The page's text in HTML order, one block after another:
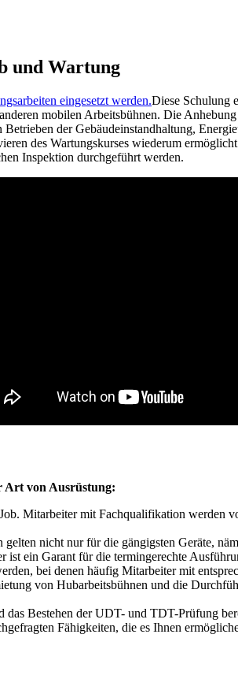
und Wartung
Diese Schulung
mobilen Arbeitsbühnen. Die
der Gebäudeinstandhaltung,
des Wartungskurses wiederum
Inspektion durchgeführt werden.
Art von Ausrüstung:
Mitarbeiter mit Fachqualifikation
nicht nur für die gängigsten Geräte,
ein Garant für die termingerechte
bei denen häufig Mitarbeiter mit
von Hubarbeitsbühnen und die
Bestehen der UDT- und TDT-Prüfung
Fähigkeiten, die es Ihnen